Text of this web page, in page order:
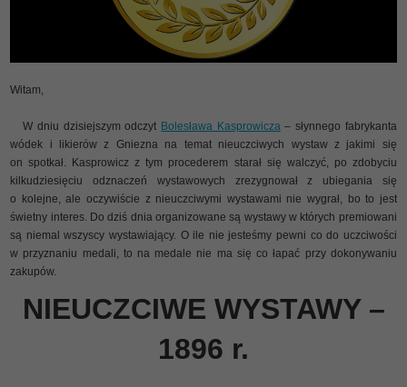
Witam,
W dniu dzisiejszym odczyt Bolesława Kasprowicza – słynnego fabrykanta
wódek i likierów z Gniezna na temat nieuczciwych wystaw z jakimi się
on spotkał. Kasprowicz z tym procederem starał się walczyć, po zdobyciu
kilkudziesięciu odznaczeń wystawowych zrezygnował z ubiegania się
o kolejne, ale oczywiście z nieuczciwymi wystawami nie wygrał, bo to jest
świetny interes. Do dziś dnia organizowane są wystawy w których premiowani
są niemal wszyscy wystawiający. O ile nie jesteśmy pewni co do uczciwości
w przyznaniu medali, to na medale nie ma się co łapać przy dokonywaniu
zakupów.
NIEUCZCIWE WYSTAWY –
1896 r.